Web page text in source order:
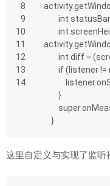
8
9
10
11
12
13
14
int
int
if (listener
        }
    }
这里自定义与实现了监听